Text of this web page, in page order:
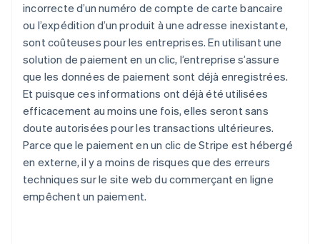
incorrecte d’un numéro de compte de carte bancaire
ou l’expédition d’un produit à une adresse inexistante,
sont coûteuses pour les entreprises. En utilisant une
solution de paiement en un clic, l’entreprise s’assure
que les données de paiement sont déjà enregistrées.
Et puisque ces informations ont déjà été utilisées
efficacement au moins une fois, elles seront sans
doute autorisées pour les transactions ultérieures.
Parce que le paiement en un clic de Stripe est hébergé
en externe, il y a moins de risques que des erreurs
techniques sur le site web du commerçant en ligne
empêchent un paiement.